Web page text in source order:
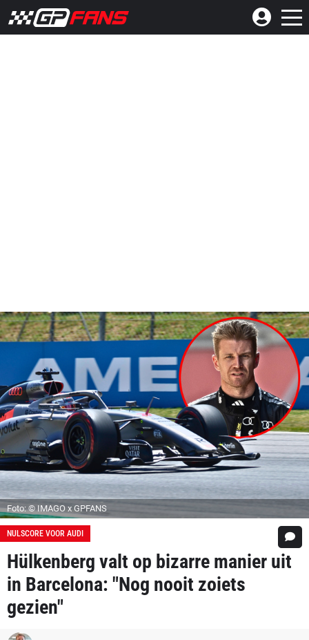
Foto: © IMAGO x GPFANS
NULSCORE VOOR AUDI
Hülkenberg valt op bizarre manier uit
in Barcelona: "Nog nooit zoiets
gezien"